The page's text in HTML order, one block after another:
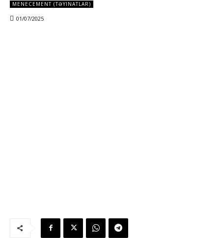
MENECEMENT (TƏYINATLAR)
01/07/2025